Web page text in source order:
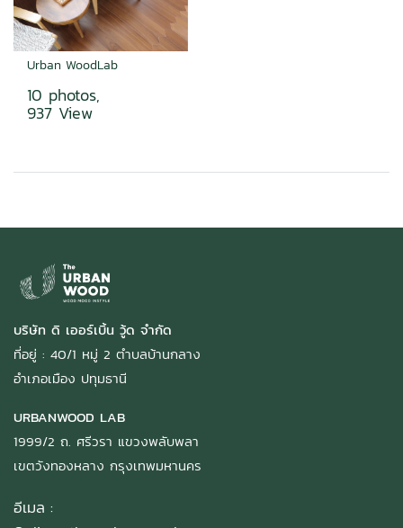
Urban WoodLab
10 photos,
937 View
บริษัท ดิ เออร์เบิ้น วู้ด จำกัด
ที่อยู่ : 40/1 หมู่ 2 ตำบลบ้านกลาง
อำเภอเมือง ปทุมธานี
URBANWOOD LAB
1999/2 ถ. ศรีวรา แขวงพลับพลา
เขตวังทองหลาง กรุงเทพมหานคร
อีเมล :